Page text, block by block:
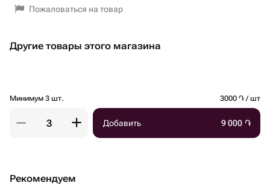
Пожаловаться на товар
Другие товары этого магазина
Минимум 3 шт. 3000 ֏ / шт
Добавить 9 000 ֏
Рекомендуем